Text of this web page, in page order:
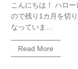
こんにちは！ ハロ
ので残り1カ月を切
なっていま…
Read More